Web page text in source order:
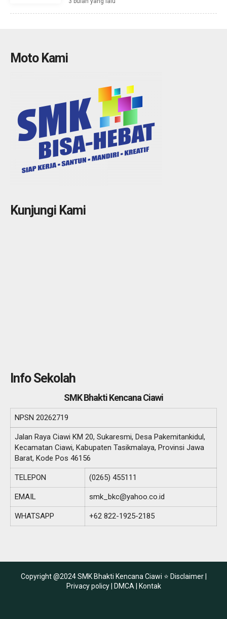
Moto Kami
Kunjungi Kami
Info Sekolah
SMK Bhakti Kencana Ciawi
NPSN 20262719
Jalan Raya Ciawi KM 20, Sukaresmi, Desa Pakemitankidul,
Kecamatan Ciawi, Kabupaten Tasikmalaya, Provinsi Jawa
Barat, Kode Pos 46156
TELEPON (0265) 455111
EMAIL smk_bkc@yahoo.co.id
WHATSAPP +62 822-1925-2185
Copyright @2024 SMK Bhakti Kencana Ciawi ⭐ Disclaimer |
Privacy policy |
DMCA | Kontak